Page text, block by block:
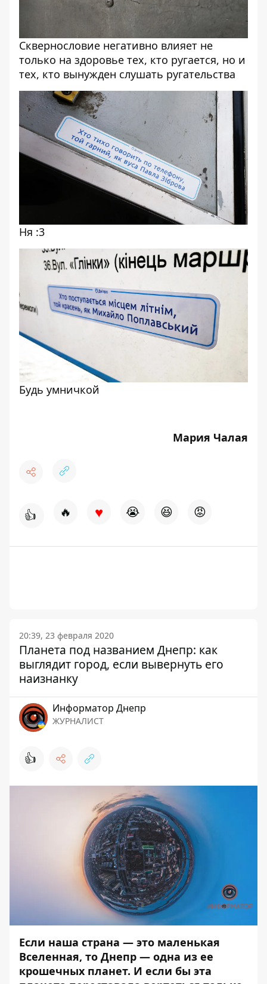
Сквернословие негативно влияет не
только на здоровье тех, кто ругается, но и
тех, кто вынужден слушать ругательства
Ня :3
Будь умничкой
Мария Чалая
👍 🔥 ♥ 😭 😆 😡
20:39, 23 февраля 2020
Планета под названием Днепр: как
выглядит город, если вывернуть его
наизнанку
Информатор Днепр
ЖУРНАЛИСТ
👍
Если наша страна — это маленькая
Вселенная, то Днепр — одна из ее
крошечных планет. И если бы эта